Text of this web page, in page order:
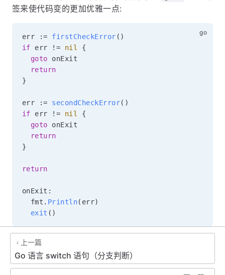
签来使代码变的更加优雅一点:
err := firstCheckError ( )
if err != nil
{
goto onExit
return
}
err := secondCheckError( )
if err != nil
{
goto onExit
return
}
return
onExit :
  fmt
. Println( err)
exit ( )
上一篇
Go 语言 switch 语句（分支判断）